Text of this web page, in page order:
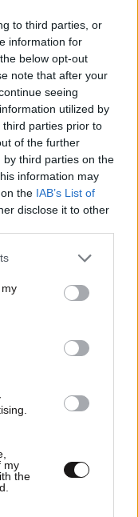
to third parties, or
information for
below opt-out
note that after your
seeing
utilized by
parties prior to
of the further
third parties on the
information may
the IAB’s List of
disclose it to other
or more Google
You may click to
third-party tags to
in below Google
my
the
σχέση με
από